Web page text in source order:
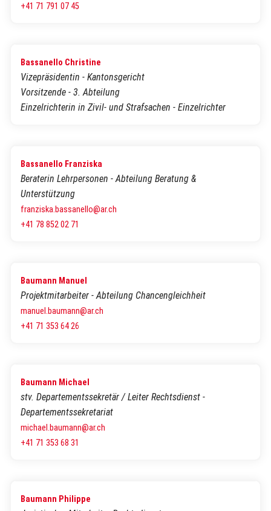
+41 71 791 07 45
Bassanello Christine
Vizepräsidentin - Kantonsgericht
Vorsitzende - 3. Abteilung
Einzelrichterin in Zivil- und Strafsachen - Einzelrichter
Bassanello Franziska
Beraterin Lehrpersonen - Abteilung Beratung &
Unterstützung
franziska.bassanello@ar.ch
+41 78 852 02 71
Baumann Manuel
Projektmitarbeiter - Abteilung Chancengleichheit
manuel.baumann@ar.ch
+41 71 353 64 26
Baumann Michael
stv. Departementssekretär / Leiter Rechtsdienst -
Departementssekretariat
michael.baumann@ar.ch
+41 71 353 68 31
Baumann Philippe